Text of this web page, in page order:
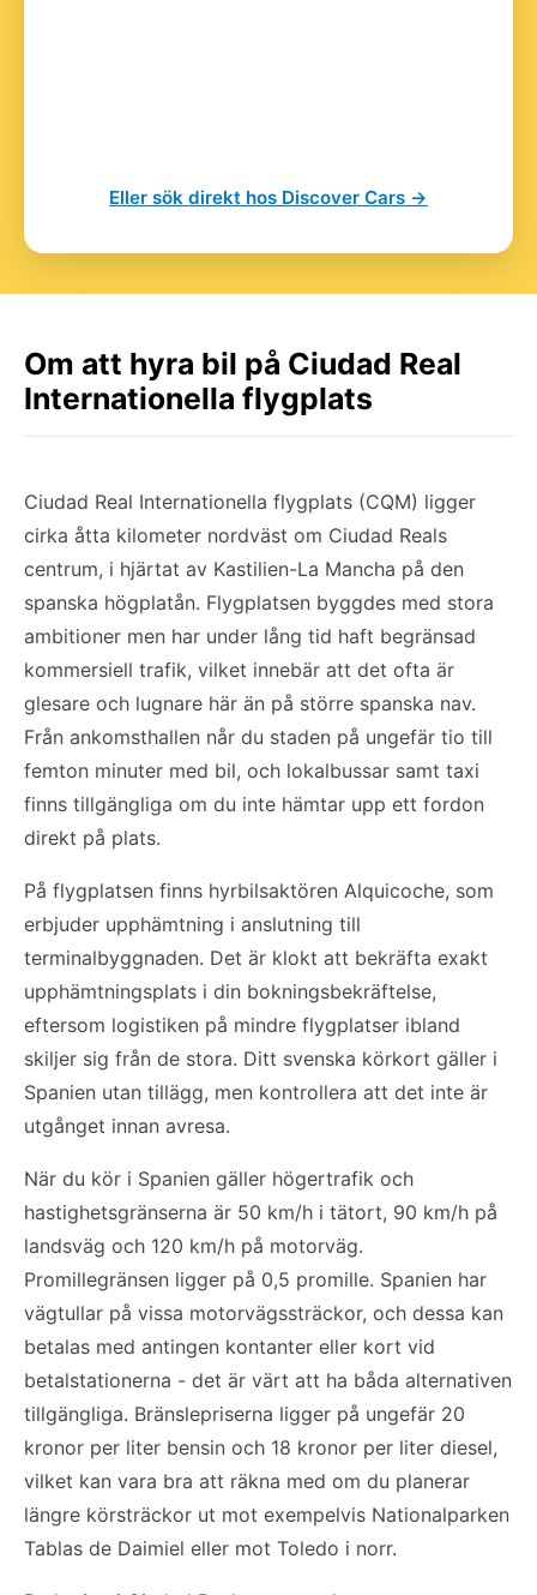
Eller sök direkt hos Discover Cars →
Om att hyra bil på Ciudad Real
Internationella flygplats
Ciudad Real Internationella flygplats (CQM) ligger
cirka åtta kilometer nordväst om Ciudad Reals
centrum, i hjärtat av Kastilien-La Mancha på den
spanska högplatån. Flygplatsen byggdes med stora
ambitioner men har under lång tid haft begränsad
kommersiell trafik, vilket innebär att det ofta är
glesare och lugnare här än på större spanska nav.
Från ankomsthallen når du staden på ungefär tio till
femton minuter med bil, och lokalbussar samt taxi
finns tillgängliga om du inte hämtar upp ett fordon
direkt på plats.
På flygplatsen finns hyrbilsaktören Alquicoche, som
erbjuder upphämtning i anslutning till
terminalbyggnaden. Det är klokt att bekräfta exakt
upphämtningsplats i din bokningsbekräftelse,
eftersom logistiken på mindre flygplatser ibland
skiljer sig från de stora. Ditt svenska körkort gäller i
Spanien utan tillägg, men kontrollera att det inte är
utgånget innan avresa.
När du kör i Spanien gäller högertrafik och
hastighetsgränserna är 50 km/h i tätort, 90 km/h på
landsväg och 120 km/h på motorväg.
Promillegränsen ligger på 0,5 promille. Spanien har
vägtullar på vissa motorvägssträckor, och dessa kan
betalas med antingen kontanter eller kort vid
betalstationerna - det är värt att ha båda alternativen
tillgängliga. Bränslepriserna ligger på ungefär 20
kronor per liter bensin och 18 kronor per liter diesel,
vilket kan vara bra att räkna med om du planerar
längre körsträckor ut mot exempelvis Nationalparken
Tablas de Daimiel eller mot Toledo i norr.